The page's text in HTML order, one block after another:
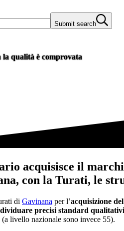
Submit search
qualità è comprovata
acquisisce il
con la Turati, le
di Gavinana per l’acquisizione
precisi standard
livello nazionale sono invece 55).